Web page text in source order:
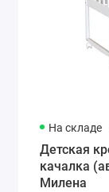
На складе
Детская
качалка
Милена